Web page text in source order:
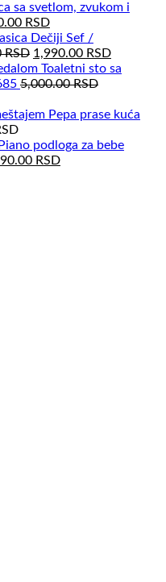
sa svetlom, zvukom i
RSD.
RSDCurrent
price
is:
4,690.00 RSD.
Dečiji Sef /
RSD Original
price
was:
1,990.00 RSDCurrent
price
Toaletni sto sa
5,000.00RSD
Pepa prase kuća
Piano podloga za bebe
RSDCurrent